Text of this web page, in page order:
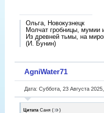
Ольга, Новокузнецк
Молчат гробницы, мумии
Из древней тьмы, на
(И. Бунин)
AgniWater71
Дата: Суббота, 23 Августа
Цитата Саня ( )